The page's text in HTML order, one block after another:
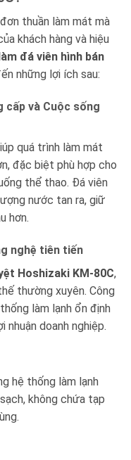
thuần làm mát mà
khách hàng và hiệu
đá viên hình bán
những lợi ích sau:
cấp và Cuộc sống
quá trình làm mát
đặc biệt phù hợp cho
thể thao. Đá viên
nước tan ra, giữ
hơn.
nghệ tiên tiến
Hoshizaki KM-80C,
thường xuyên. Công
làm lạnh ổn định
nhuận doanh nghiệp.
hệ thống làm lạnh
không chứa tạp